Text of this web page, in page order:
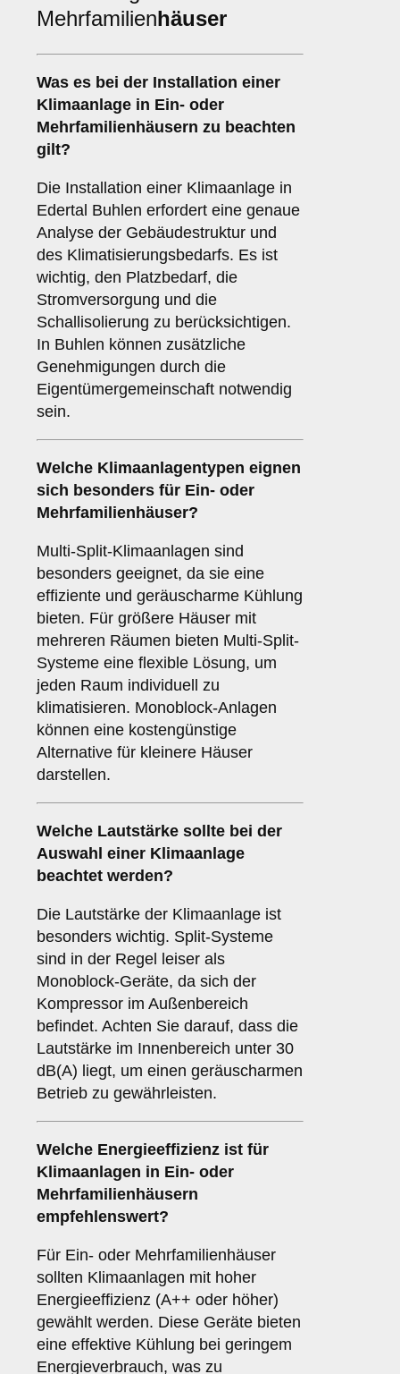
Mehrfamilienhäuser
Was es bei der Installation einer
Klimaanlage in Ein- oder
Mehrfamilienhäusern zu beachten
gilt?
Die Installation einer Klimaanlage in
Edertal Buhlen erfordert eine genaue
Analyse der Gebäudestruktur und
des Klimatisierungsbedarfs. Es ist
wichtig, den Platzbedarf, die
Stromversorgung und die
Schallisolierung zu berücksichtigen.
In Buhlen können zusätzliche
Genehmigungen durch die
Eigentümergemeinschaft notwendig
sein.
Welche Klimaanlagentypen eignen
sich besonders für Ein- oder
Mehrfamilienhäuser?
Multi-Split-Klimaanlagen sind
besonders geeignet, da sie eine
effiziente und geräuscharme Kühlung
bieten. Für größere Häuser mit
mehreren Räumen bieten Multi-Split-
Systeme eine flexible Lösung, um
jeden Raum individuell zu
klimatisieren. Monoblock-Anlagen
können eine kostengünstige
Alternative für kleinere Häuser
darstellen.
Welche Lautstärke sollte bei der
Auswahl einer Klimaanlage
beachtet werden?
Die Lautstärke der Klimaanlage ist
besonders wichtig. Split-Systeme
sind in der Regel leiser als
Monoblock-Geräte, da sich der
Kompressor im Außenbereich
befindet. Achten Sie darauf, dass die
Lautstärke im Innenbereich unter 30
dB(A) liegt, um einen geräuscharmen
Betrieb zu gewährleisten.
Welche Energieeffizienz ist für
Klimaanlagen in Ein- oder
Mehrfamilienhäusern
empfehlenswert?
Für Ein- oder Mehrfamilienhäuser
sollten Klimaanlagen mit hoher
Energieeffizienz (A++ oder höher)
gewählt werden. Diese Geräte bieten
eine effektive Kühlung bei geringem
Energieverbrauch, was zu